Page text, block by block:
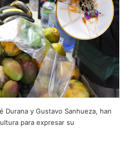
Durana y Gustavo Sanhueza, han
para expresar su